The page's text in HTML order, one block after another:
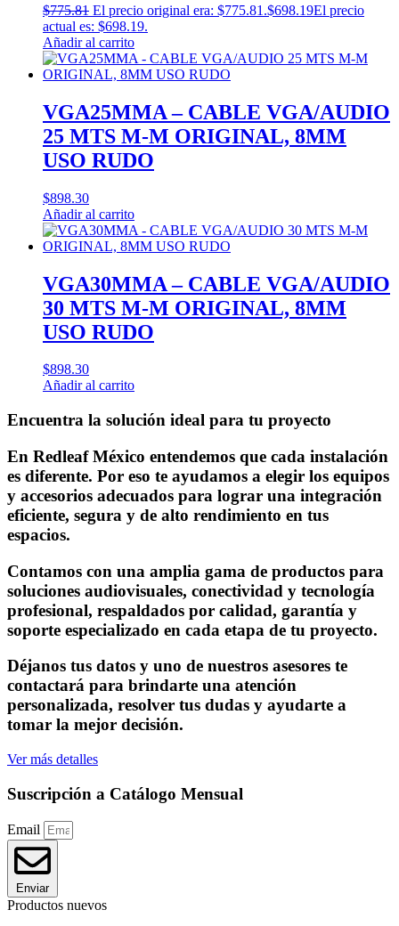
$775.81 El precio original era: $775.81.$698.19El precio
actual es: $698.19.
Añadir al carrito
VGA25MMA – CABLE VGA/AUDIO
25 MTS M-M ORIGINAL, 8MM
USO RUDO
$898.30
Añadir al carrito
VGA30MMA – CABLE VGA/AUDIO
30 MTS M-M ORIGINAL, 8MM
USO RUDO
$898.30
Añadir al carrito
Encuentra la solución ideal para tu proyecto
En Redleaf México entendemos que cada instalación
es diferente. Por eso te ayudamos a elegir los equipos
y accesorios adecuados para lograr una integración
eficiente, segura y de alto rendimiento en tus
espacios.
Contamos con una amplia gama de productos para
soluciones audiovisuales, conectividad y tecnología
profesional, respaldados por calidad, garantía y
soporte especializado en cada etapa de tu proyecto.
Déjanos tus datos y uno de nuestros asesores te
contactará para brindarte una atención
personalizada, resolver tus dudas y ayudarte a
tomar la mejor decisión.
Ver más detalles
Suscripción a Catálogo Mensual
Email
Enviar
Productos nuevos